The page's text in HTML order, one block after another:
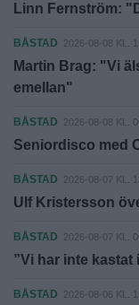
Linn Fernström:
BÅSTAD 2026-08-08 KL.
Martin Brag: "Vi
emellan"
BÅSTAD 2026-08-08 KL.
Seniordisco med
BÅSTAD 2026-08-07 KL.
Ulf Kristersson
BÅSTAD 2026-08-07 KL.
”Vi har inte kastat
BÅSTAD 2026-08-06 KL.